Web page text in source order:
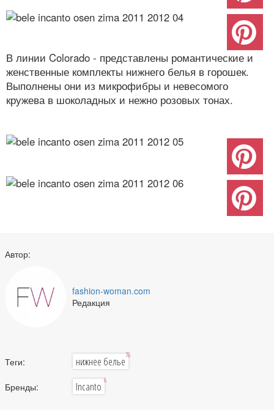
В линии Colorado - представлены романтические и
женственные комплекты нижнего белья в горошек.
Выполнены они из микрофибры и невесомого
кружева в шоколадных и нежно розовых тонах.
Автор:
fashion-woman.com
Редакция
Теги: нижнее белье76
Бренды: Incanto 6